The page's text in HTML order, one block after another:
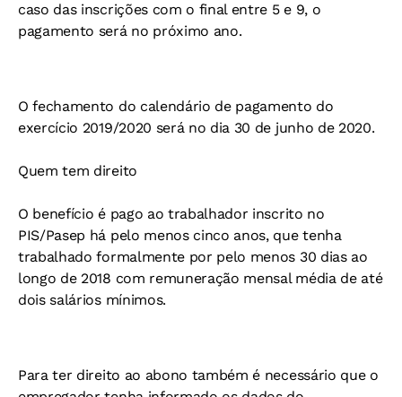
caso das inscrições com o final entre 5 e 9, o
pagamento será no próximo ano.
O fechamento do calendário de pagamento do
exercício 2019/2020 será no dia 30 de junho de 2020.
Quem tem direito
O benefício é pago ao trabalhador inscrito no
PIS/Pasep há pelo menos cinco anos, que tenha
trabalhado formalmente por pelo menos 30 dias ao
longo de 2018 com remuneração mensal média de até
dois salários mínimos.
Para ter direito ao abono também é necessário que o